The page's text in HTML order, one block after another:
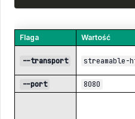
Flaga Wartość
--transport streamable-
--port
8080